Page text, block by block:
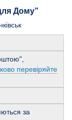
Дому”
перевіряйте
за